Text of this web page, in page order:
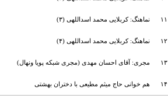
۱۱ نماهنگ: کربلایی محمد اسداللهی (۳)
۱۲ نماهنگ: کربلایی محمد اسداللهی (۴)
۱۳ مجری: آقای احسان مهدی (مجری شبکه پویا ونهال)
۱۴ هم خوانی حاج میثم مطیعی با دختران بهشتی